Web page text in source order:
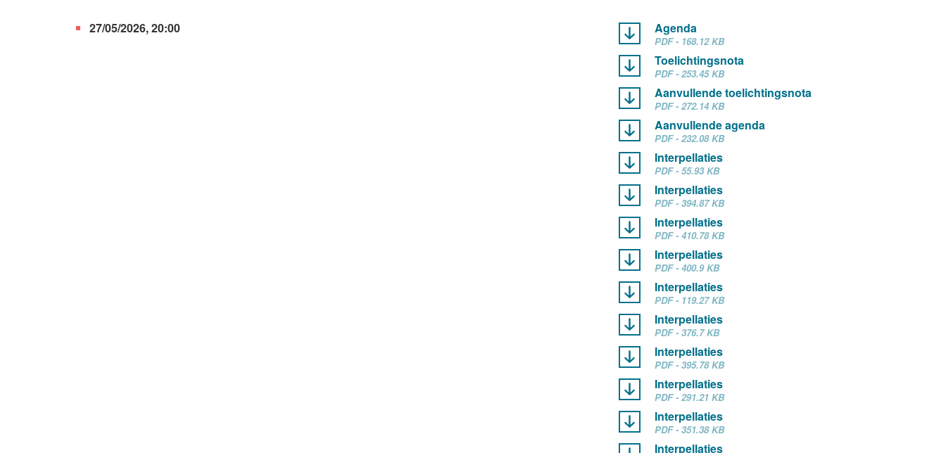
27/05/2026, 20:00 Agenda
PDF - 168.12 KB
Toelichtingsnota
PDF - 253.45 KB
Aanvullende toelichtingsnota
PDF - 272.14 KB
Aanvullende agenda
PDF - 232.08 KB
Interpellaties
PDF - 55.93 KB
Interpellaties
PDF - 394.87 KB
Interpellaties
PDF - 410.78 KB
Interpellaties
PDF - 400.9 KB
Interpellaties
PDF - 119.27 KB
Interpellaties
PDF - 376.7 KB
Interpellaties
PDF - 395.78 KB
Interpellaties
PDF - 291.21 KB
Interpellaties
PDF - 351.38 KB
Interpellaties